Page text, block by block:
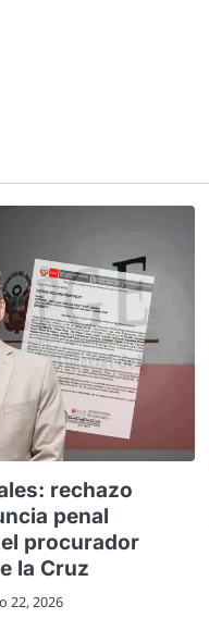
rechazo
penal
procurador
la Cruz
22, 2026